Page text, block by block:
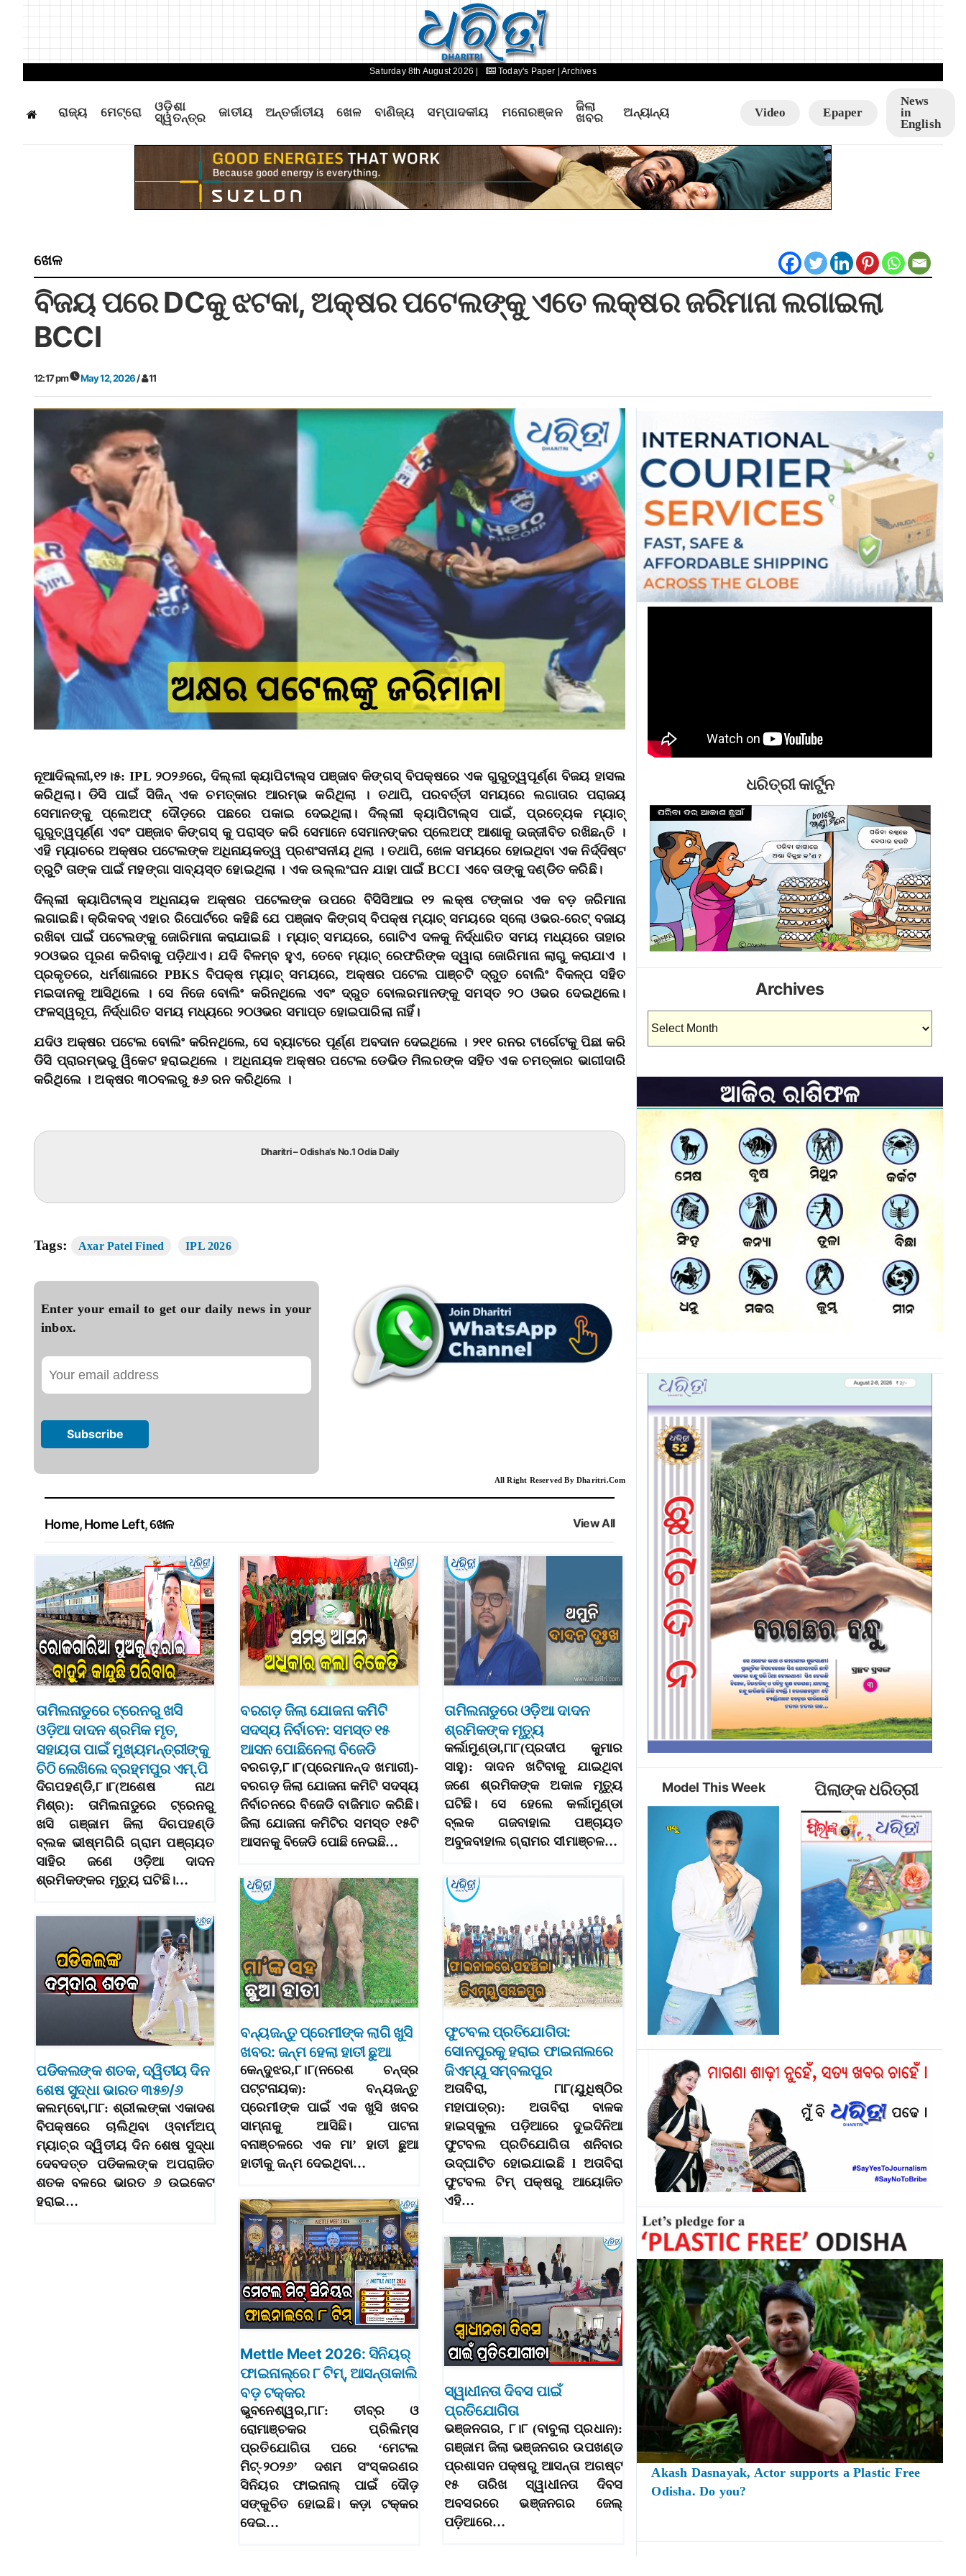
Saturday 8th August 2026 | Today's Paper | Archives
ରାଜ୍ୟ ମେଟ୍ରୋ
ଓଡ଼ିଶା
ସ୍ୱତନ୍ତ୍ର
ଜାତୀୟ ଅନ୍ତର୍ଜାତୀୟ ଖେଳ ବାଣିଜ୍ୟ ସମ୍ପାଦକୀୟ ମନୋରଞ୍ଜନ
ଜିଲା
ଖବର
ଅନ୍ୟାନ୍ୟ Video Epaper
News
in
English
ଖେଳ
ବିଜୟ ପରେ DCକୁ ଝଟକା, ଅକ୍ଷର ପଟେଲଙ୍କୁ ଏତେ ଲକ୍ଷର ଜରିମାନା ଲଗାଇଲା
BCCI
12:17 pm May 12, 2026/ 11
ନୂଆଦିଲ୍ଲୀ,୧୨।୫: IPL ୨୦୨୬ରେ, ଦିଲ୍ଲୀ କ୍ୟାପିଟାଲ୍ସ ପଞ୍ଜାବ କିଙ୍ଗସ୍ ବିପକ୍ଷରେ ଏକ ଗୁରୁତ୍ୱପୂର୍ଣ୍ଣ ବିଜୟ ହାସଲ
କରିଥିଲା। ଡିସି ପାଇଁ ସିଜିନ୍ ଏକ ଚମତ୍କାର ଆରମ୍ଭ କରିଥିଲା । ତଥାପି, ପରବର୍ତ୍ତୀ ସମୟରେ ଲଗାତାର ପରାଜୟ
ସେମାନଙ୍କୁ ପ୍ଲେଅଫ୍ ଦୌଡ଼ରେ ପଛରେ ପକାଇ ଦେଇଥିଲା। ଦିଲ୍ଲୀ କ୍ୟାପିଟାଲ୍ସ ପାଇଁ, ପ୍ରତ୍ୟେକ ମ୍ୟାଚ୍
ଗୁରୁତ୍ୱପୂର୍ଣ୍ଣ ଏବଂ ପଞ୍ଜାବ କିଙ୍ଗସ୍ କୁ ପରାସ୍ତ କରି ସେମାନେ ସେମାନଙ୍କର ପ୍ଲେଅଫ୍ ଆଶାକୁ ଉଜ୍ଜୀବିତ ରଖିଛନ୍ତି ।
ଏହି ମ୍ୟାଚରେ ଅକ୍ଷର ପଟେଲଙ୍କ ଅଧିନାୟକତ୍ୱ ପ୍ରଶଂସନୀୟ ଥିଲା । ତଥାପି, ଖେଳ ସମୟରେ ହୋଇଥିବା ଏକ ନିର୍ଦ୍ଦିଷ୍ଟ
ତ୍ରୁଟି ତାଙ୍କ ପାଇଁ ମହଙ୍ଗା ସାବ୍ୟସ୍ତ ହୋଇଥିଲା । ଏକ ଉଲ୍ଲଂଘନ ଯାହା ପାଇଁ BCCI ଏବେ ତାଙ୍କୁ ଦଣ୍ଡିତ କରିଛି।
ଦିଲ୍ଲୀ କ୍ୟାପିଟାଲ୍ସ ଅଧିନାୟକ ଅକ୍ଷର ପଟେଲଙ୍କ ଉପରେ ବିସିସିଆଇ ୧୨ ଲକ୍ଷ ଟଙ୍କାର ଏକ ବଡ଼ ଜରିମାନା
ଲଗାଇଛି। କ୍ରିକବଜ୍ ଏହାର ରିପୋର୍ଟରେ କହିଛି ଯେ ପଞ୍ଜାବ କିଙ୍ଗସ୍ ବିପକ୍ଷ ମ୍ୟାଚ୍ ସମୟରେ ସ୍ଲୋ ଓଭର-ରେଟ୍ ବଜାୟ
ରଖିବା ପାଇଁ ପଟେଲଙ୍କୁ ଜୋରିମାନା କରାଯାଇଛି । ମ୍ୟାଚ୍ ସମୟରେ, ଗୋଟିଏ ଦଳକୁ ନିର୍ଦ୍ଧାରିତ ସମୟ ମଧ୍ୟରେ ତାହାର
୨୦ଓଭର ପୂରଣ କରିବାକୁ ପଡ଼ିଥାଏ। ଯଦି ବିଳମ୍ବ ହୁଏ, ତେବେ ମ୍ୟାଚ୍ ରେଫରିଙ୍କ ଦ୍ୱାରା ଜୋରିମାନା ଲାଗୁ କରାଯାଏ ।
ପ୍ରକୃତରେ, ଧର୍ମଶାଳାରେ PBKS ବିପକ୍ଷ ମ୍ୟାଚ୍ ସମୟରେ, ଅକ୍ଷର ପଟେଲ ପାଞ୍ଚଟି ଦ୍ରୁତ ବୋଲିଂ ବିକଳ୍ପ ସହିତ
ମଇଦାନକୁ ଆସିଥିଲେ । ସେ ନିଜେ ବୋଲିଂ କରିନଥିଲେ ଏବଂ ଦ୍ରୁତ ବୋଲରମାନଙ୍କୁ ସମସ୍ତ ୨୦ ଓଭର ଦେଇଥିଲେ।
ଫଳସ୍ୱରୂପ, ନିର୍ଦ୍ଧାରିତ ସମୟ ମଧ୍ୟରେ ୨୦ଓଭର ସମାପ୍ତ ହୋଇପାରିଲା ନାହିଁ।
ଯଦିଓ ଅକ୍ଷର ପଟେଲ ବୋଲିଂ କରିନଥିଲେ, ସେ ବ୍ୟାଟରେ ପୂର୍ଣ୍ଣ ଅବଦାନ ଦେଇଥିଲେ । ୨୧୧ ରନର ଟାର୍ଗେଟକୁ ପିଛା କରି
ଡିସି ପ୍ରାରମ୍ଭରୁ ୱିକେଟ ହରାଇଥିଲେ । ଅଧିନାୟକ ଅକ୍ଷର ପଟେଲ ଡେଭିଡ ମିଲରଙ୍କ ସହିତ ଏକ ଚମତ୍କାର ଭାଗୀଦାରି
କରିଥିଲେ । ଅକ୍ଷର ୩୦ବଲରୁ ୫୬ ରନ କରିଥିଲେ ।
Dharitri – Odisha’s No.1 Odia Daily
Tags: Axar Patel Fined IPL 2026
Enter your email to get our daily news in your
inbox.
All Right Reserved By Dharitri.Com
Home,Home Left,ଖେଳ View All
ତାମିଲନାଡୁରେ ଟ୍ରେନରୁ ଖସି
ଓଡ଼ିଆ ଦାଦନ ଶ୍ରମିକ ମୃତ,
ସହାୟତା ପାଇଁ ମୁଖ୍ୟମନ୍ତ୍ରୀଙ୍କୁ
ଚିଠି ଲେଖିଲେ ବ୍ରହ୍ମପୁର ଏମ୍.ପି
ଦିଗପହଣ୍ଡି,୮।୮(ଅଶେଷ ନାଥ
ମିଶ୍ର): ତାମିଲନାଡୁରେ ଟ୍ରେନରୁ
ଖସି ଗଞ୍ଜାମ ଜିଲା ଦିଗପହଣ୍ଡି
ବ୍ଲକ ଭୀଷ୍ମଗିରି ଗ୍ରାମ ପଞ୍ଚାୟତ
ସାହିର ଜଣେ ଓଡ଼ିଆ ଦାଦନ
ଶ୍ରମିକଙ୍କର ମୃତ୍ୟୁ ଘଟିଛି।…
ବରଗଡ଼ ଜିଲା ଯୋଜନା କମିଟି
ସଦସ୍ୟ ନିର୍ବାଚନ: ସମସ୍ତ ୧୫
ଆସନ ପୋଛିନେଲା ବିଜେଡି
ବରଗଡ଼,୮।୮(ପ୍ରେମାନନ୍ଦ ଖମାରୀ)-
ବରଗଡ଼ ଜିଲା ଯୋଜନା କମିଟି ସଦସ୍ୟ
ନିର୍ବାଚନରେ ବିଜେଡି ବାଜିମାତ କରିଛି।
ଜିଲା ଯୋଜନା କମିଟିର ସମସ୍ତ ୧୫ଟି
ଆସନକୁ ବିଜେଡି ପୋଛି ନେଇଛି…
ତାମିଲନାଡୁରେ ଓଡ଼ିଆ ଦାଦନ
ଶ୍ରମିକଙ୍କ ମୃତ୍ୟୁ
କର୍ଲାମୁଣ୍ଡା,୮ା୮(ପ୍ରଦୀପ କୁମାର
ସାହୁ): ଦାଦନ ଖଟିବାକୁ ଯାଇଥିବା
ଜଣେ ଶ୍ରମିକଙ୍କ ଅକାଳ ମୃତ୍ୟୁ
ଘଟିଛି। ସେ ହେଲେ କର୍ଲାମୁଣ୍ଡା
ବ୍ଲକ ଗଜବାହାଲ ପଞ୍ଚାୟତ
ଅବୁଜବାହାଲ ଗ୍ରାମର ସୀମାଞ୍ଚଳ…
ଫୁଟବଲ ପ୍ରତିଯୋଗିତା:
ସୋନପୁରକୁ ହରାଇ ଫାଇନାଲରେ
ଜିଏମ୍‌ୟୁ ସମ୍ବଲପୁର
ଅତାବିରା, ୮ା୮(ଯୁଧିଷ୍ଠିର
ମହାପାତ୍ର): ଅତାବିରା ବାଳକ
ହାଇସ୍କୁଲ ପଡ଼ିଆରେ ଦୁଇଦିନିଆ
ଫୁଟବଲ ପ୍ରତିଯୋଗିତା ଶନିବାର
ଉଦ୍‌ଘାଟିତ ହୋଇଯାଇଛି l ଅତାବିରା
ଫୁଟବଲ ଟିମ୍‌ ପକ୍ଷରୁ ଆୟୋଜିତ
ଏହି…
ବନ୍ୟଜନ୍ତୁ ପ୍ରେମୀଙ୍କ ଲାଗି ଖୁସି
ଖବର: ଜନ୍ମ ହେଲା ହାତୀ ଛୁଆ
କେନ୍ଦୁଝର,୮।୮(ନରେଶ ଚନ୍ଦ୍ର
ପଟ୍ଟନାୟକ): ବନ୍ୟଜନ୍ତୁ
ପ୍ରେମୀଙ୍କ ପାଇଁ ଏକ ଖୁସି ଖବର
ସାମ୍ନାକୁ ଆସିଛି। ପାଟନା
ବନାଞ୍ଚଳରେ ଏକ ମା’ ହାତୀ ଛୁଆ
ହାତୀକୁ ଜନ୍ମ ଦେଇଥିବା…
ପଡିକଲଙ୍କ ଶତକ, ଦ୍ୱିତୀୟ ଦିନ
ଶେଷ ସୁଦ୍ଧା ଭାରତ ୩୫୭/୬
କଲମ୍ବୋ,୮ା୮: ଶ୍ରୀଲଙ୍କା ଏକାଦଶ
ବିପକ୍ଷରେ ଚାଲିଥିବା ଓ୍ବାର୍ମଅପ୍‌
ମ୍ୟାଚ୍‌ର ଦ୍ୱିତୀୟ ଦିନ ଶେଷ ସୁଦ୍ଧା
ଦେବଦତ୍ତ ପଡିକଲଙ୍କ ଅପରାଜିତ
ଶତକ ବଳରେ ଭାରତ ୬ ଉଇକେଟ
ହରାଇ…
Mettle Meet 2026: ସିନିୟର୍
ଫାଇନାଲ୍‌ରେ ୮ ଟିମ୍‌, ଆସନ୍ତାକାଲି
ବଡ଼ ଟକ୍କର
ଭୁବନେଶ୍ୱର,୮ା୮: ତୀବ୍ର ଓ
ରୋମାଞ୍ଚକର ପ୍ରିଲିମ୍ସ
ପ୍ରତିଯୋଗିତା ପରେ ‘ମେଟଲ
ମିଟ୍‌-୨୦୨୬’ ଦଶମ ସଂସ୍କରଣର
ସିନିୟର ଫାଇନାଲ୍‌ ପାଇଁ ଦୌଡ଼
ସଙ୍କୁଚିତ ହୋଇଛି। କଡ଼ା ଟକ୍କର
ଦେଇ…
ସ୍ୱାଧୀନତା ଦିବସ ପାଇଁ
ପ୍ରତିଯୋଗିତା
ଭଞ୍ଜନଗର, ୮।୮ (ବାବୁଲା ପ୍ରଧାନ):
ଗଞ୍ଜାମ ଜିଲା ଭଞ୍ଜନଗର ଉପଖଣ୍ଡ
ପ୍ରଶାସନ ପକ୍ଷରୁ ଆସନ୍ତା ଅଗଷ୍ଟ
୧୫ ତାରିଖ ସ୍ୱାଧୀନତା ଦିବସ
ଅବସରରେ ଭଞ୍ଜନଗର ଜେଲ୍
ପଡ଼ିଆରେ…
ଧରିତ୍ରୀ କାର୍ଟୁନ
Archives
Archives
Model This Week ପିଲାଙ୍କ ଧରିତ୍ରୀ
Akash Dasnayak, Actor supports a Plastic Free
Odisha. Do you?